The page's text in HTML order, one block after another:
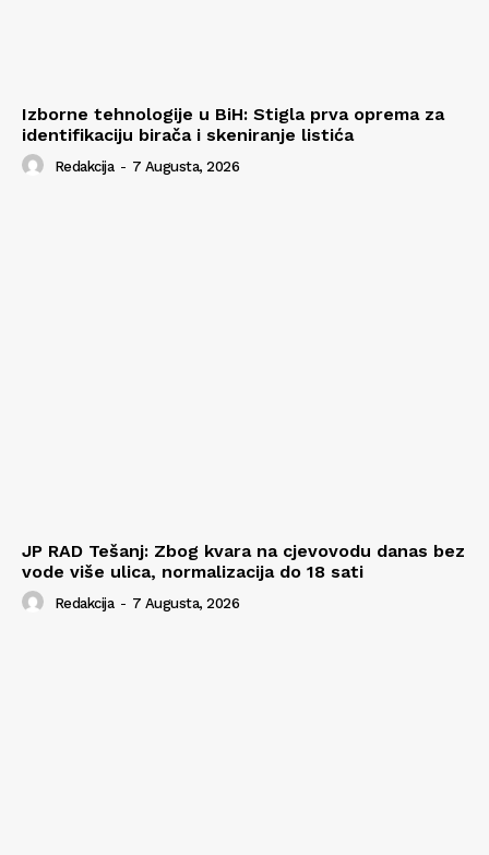
Izborne tehnologije u BiH: Stigla prva oprema za
identifikaciju birača i skeniranje listića
Redakcija - 7 Augusta, 2026
JP RAD Tešanj: Zbog kvara na cjevovodu danas bez
vode više ulica, normalizacija do 18 sati
Redakcija - 7 Augusta, 2026